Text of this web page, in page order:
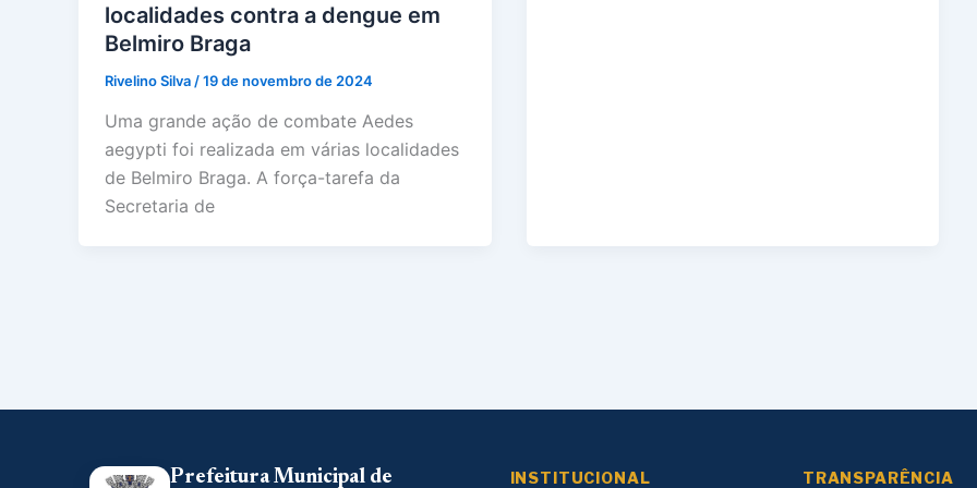
localidades contra a dengue em
Belmiro Braga
Rivelino Silva /19 de novembro de 2024
Uma grande ação de combate Aedes
aegypti foi realizada em várias localidades
de Belmiro Braga. A força-tarefa da
Secretaria de
Prefeitura Municipal de INSTITUCIONAL TRANSPARÊNCIA